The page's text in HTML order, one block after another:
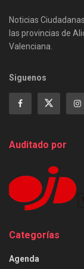
Noticias
las provincias de
Valenciana.
Siguenos
Auditado por
Categorías
Agenda